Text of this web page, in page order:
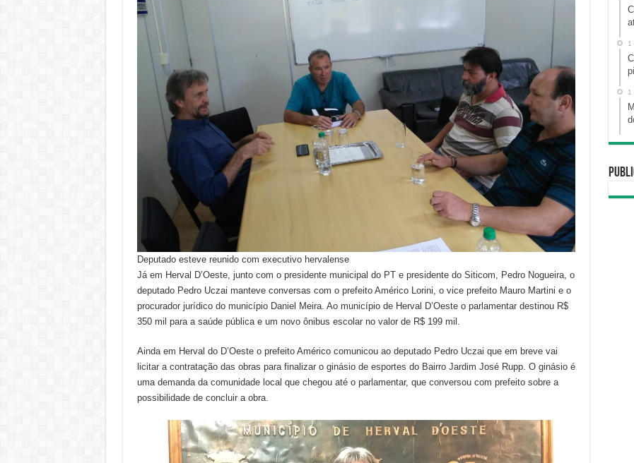
Deputado esteve reunido com executivo hervalense
Já em Herval D’Oeste, junto com o presidente municipal do PT e presidente do Siticom, Pedro Nogueira, o
deputado Pedro Uczai manteve conversas com o prefeito Américo Lorini, o vice prefeito Mauro Martini e o
procurador jurídico do município Daniel Meira. Ao município de Herval D’Oeste o parlamentar destinou R$
350 mil para a saúde pública e um novo ônibus escolar no valor de R$ 199 mil.
Ainda em Herval do D’Oeste o prefeito Américo comunicou ao deputado Pedro Uczai que em breve vai
licitar a contratação das obras para finalizar o ginásio de esportes do Bairro Jardim José Rupp. O ginásio é
uma demanda da comunidade local que chegou até o parlamentar, que conversou com prefeito sobre a
possibilidade de concluir a obra.
1
1